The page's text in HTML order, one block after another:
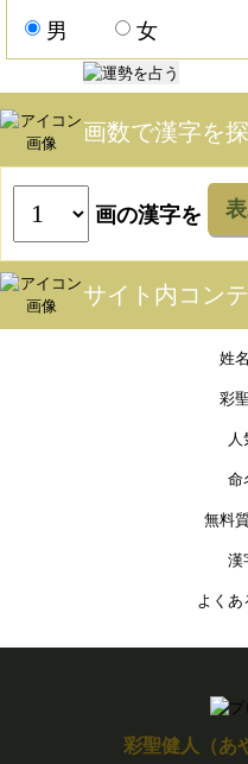
男 女
画数で漢字を
画の漢字を
サイト内コン
姓
彩
命
無料
漢
よく
彩聖健人（あ